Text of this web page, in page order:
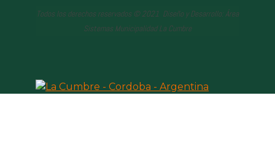
Todos los derechos reservados © 2021 Diseño y Desarrollo: Área
Sistemas Municipalidad La Cumbre